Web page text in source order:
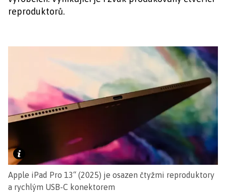
reproduktorů.
Apple iPad Pro 13“ (2025) je osazen čtyžmi reproduktory
a rychlým USB-C konektorem